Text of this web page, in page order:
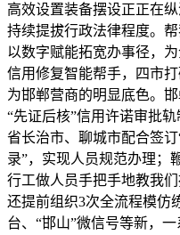
高效设置装备摆设正正在
持续提拔行政法律程度。
以数字赋能拓宽办事径，
信用修复智能帮手，四市
为邯郸营商的明显底色。
“先证后核”信用许诺审批
省长治市、聊城市配合签
录”，实现人员规范办理；
行工做人员手把手地教我
还提前组织3次全流程模仿
台、“邯山”微信号等新，